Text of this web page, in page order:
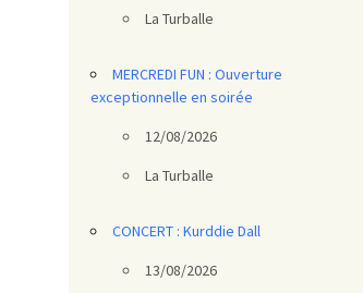
La Turballe
MERCREDI FUN : Ouverture
exceptionnelle en soirée
12/08/2026
La Turballe
CONCERT : Kurddie Dall
13/08/2026